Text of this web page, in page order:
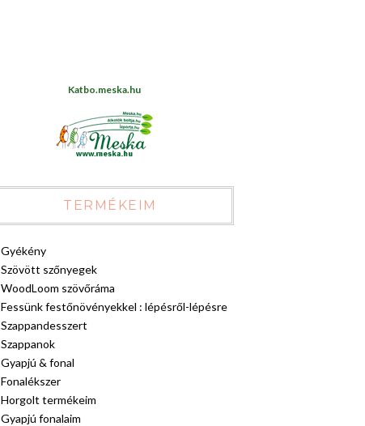
Katbo.meska.hu
TERMÉKEIM
Gyékény
Szövött szőnyegek
WoodLoom szövőráma
Fessünk festőnövényekkel : lépésről-lépésre
Szappandesszert
Szappanok
Gyapjú & fonal
Fonalékszer
Horgolt termékeim
Gyapjú fonalaim